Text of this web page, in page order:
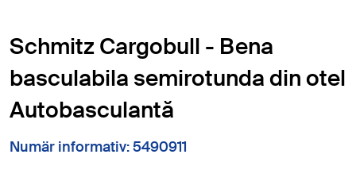
Schmitz Cargobull - Bena
basculabila semirotunda din otel
Autobasculantă
Numär informativ: 5490911